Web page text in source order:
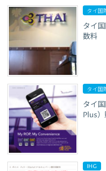
タイ国
タイ
数料
タイ国
タイ
Plus
IHG